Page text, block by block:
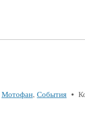
Мотофан, События •